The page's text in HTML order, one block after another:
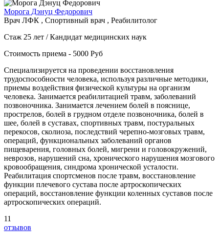
Морога Дэнуц Федорович
Врач ЛФК , Спортивный врач , Реабилитолог
Стаж 25 лет / Кандидат медицинских наук
Стоимость приема - 5000 Руб
Специализируется на проведении восстановления
трудоспособности человека, используя различные методики,
приемы воздействия физической культуры на организм
человека. Занимается реабилитацией травм, заболеваний
позвоночника. Занимается лечением болей в пояснице,
прострелов, болей в грудном отделе позвоночника, болей в
шее, болей в суставах, спортивных травм, постуральных
перекосов, сколиоза, последствий черепно-мозговых травм,
операций, функциональных заболеваний органов
пищеварения, головных болей, мигрени и головокружений,
неврозов, нарушений сна, хронического нарушения мозгового
кровообращения, синдрома хронической усталости.
Реабилитация спортсменов после травм, восстановление
функции плечевого сустава после артроскопических
операций, восстановление функции коленных суставов после
артроскопических операций.
11
отзывов